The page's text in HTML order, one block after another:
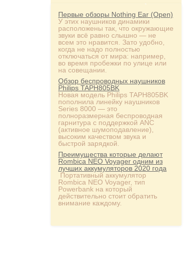
Первые обзоры Nothing Ear (Open)
У этих наушников динамики
расположены так, что окружающие
звуки всё равно слышно — не
всем это нравится. Зато удобно,
когда не надо полностью
отключаться от мира: например,
во время пробежки по улице или
на совещании.
Обзор беспроводных наушников
Philips TAPH805BK
Новая модель Philips TAPH805BK
пополнила линейку наушников
Series 8000 — это
полноразмерная беспроводная
гарнитура с поддержкой ANC
(активное шумоподавление),
высоким качеством звука и
быстрой зарядкой.
Преимущества которые делают
Rombica NEO Voyager одним из
лучших аккумуляторов 2020 года
Портативный аккумулятор
Rombica NEO Voyager, тип
Powerbank на который
действительно стоит обратить
внимание каждому.